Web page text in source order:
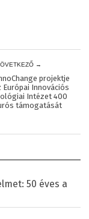
→
projektje
Európai Innovációs
Intézet 400
támogatását
50 éves a